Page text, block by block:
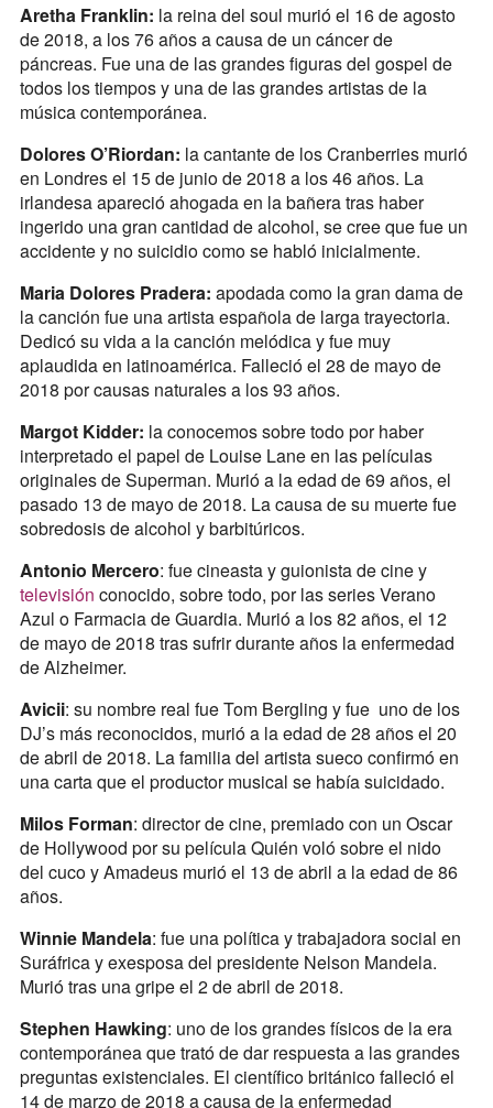
Aretha Franklin: la reina del soul murió el 16 de agosto
de 2018, a los 76 años a causa de un cáncer de
páncreas. Fue una de las grandes figuras del gospel de
todos los tiempos y una de las grandes artistas de la
música contemporánea.
Dolores O’Riordan: la cantante de los Cranberries murió
en Londres el 15 de junio de 2018 a los 46 años. La
irlandesa apareció ahogada en la bañera tras haber
ingerido una gran cantidad de alcohol, se cree que fue un
accidente y no suicidio como se habló inicialmente.
Maria Dolores Pradera: apodada como la gran dama de
la canción fue una artista española de larga trayectoria.
Dedicó su vida a la canción melódica y fue muy
aplaudida en latinoamérica. Falleció el 28 de mayo de
2018 por causas naturales a los 93 años.
Margot Kidder: la conocemos sobre todo por haber
interpretado el papel de Louise Lane en las películas
originales de Superman. Murió a la edad de 69 años, el
pasado 13 de mayo de 2018. La causa de su muerte fue
sobredosis de alcohol y barbitúricos.
Antonio Mercero: fue cineasta y guionista de cine y
televisión conocido, sobre todo, por las series Verano
Azul o Farmacia de Guardia. Murió a los 82 años, el 12
de mayo de 2018 tras sufrir durante años la enfermedad
de Alzheimer.
Avicii: su nombre real fue Tom Bergling y fue uno de los
DJ’s más reconocidos, murió a la edad de 28 años el 20
de abril de 2018. La familia del artista sueco confirmó en
una carta que el productor musical se había suicidado.
Milos Forman: director de cine, premiado con un Oscar
de Hollywood por su película Quién voló sobre el nido
del cuco y Amadeus murió el 13 de abril a la edad de 86
años.
Winnie Mandela: fue una política y trabajadora social en
Suráfrica y exesposa del presidente Nelson Mandela.
Murió tras una gripe el 2 de abril de 2018.
Stephen Hawking: uno de los grandes físicos de la era
contemporánea que trató de dar respuesta a las grandes
preguntas existenciales. El científico británico falleció el
14 de marzo de 2018 a causa de la enfermedad